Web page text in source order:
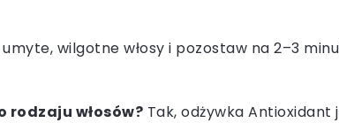
wilgotne włosy i pozostaw na 2–3
włosów? Tak, odżywka